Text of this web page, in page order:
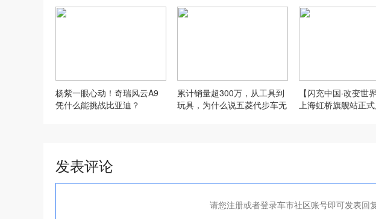
杨紫一眼心动！奇瑞风云A9
凭什么能挑战比亚迪？
累计销量超300万，从工具到
玩具，为什么说五菱代步车无
【闪充中国·改变世
上海虹桥旗舰站正式
发表评论
请您注册或者登录车市社区账号即可发表回